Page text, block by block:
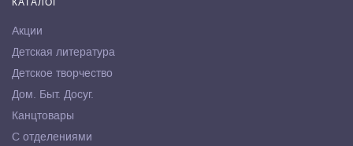
КАТАЛОГ
Акции
Детская литература
Детское творчество
Дом. Быт. Досуг.
Канцтовары
С отделениями